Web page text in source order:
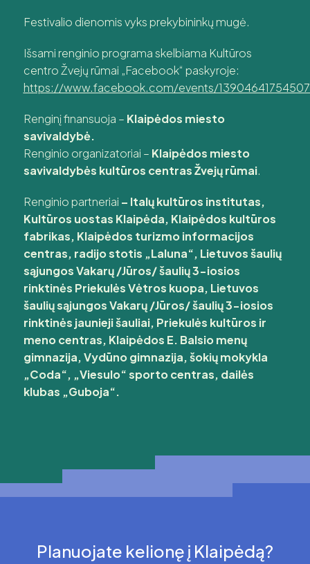
Festivalio dienomis vyks prekybininkų mugė.
Išsami renginio programa skelbiama Kultūros
centro Žvejų rūmai „Facebook“ paskyroje:
https://www.facebook.com/events/
Renginį finansuoja – Klaipėdos miesto
savivaldybė.
Renginio organizatoriai – Klaipėdos miesto
savivaldybės kultūros centras Žvejų rūmai.
Renginio partneriai – Italų kultūros institutas,
Kultūros uostas Klaipėda, Klaipėdos kultūros
fabrikas, Klaipėdos turizmo informacijos
centras, radijo stotis „Laluna“, Lietuvos šaulių
sąjungos Vakarų /Jūros/ šaulių 3-iosios
rinktinės Priekulės Vėtros kuopa, Lietuvos
šaulių sąjungos Vakarų /Jūros/ šaulių 3-iosios
rinktinės jaunieji šauliai, Priekulės kultūros ir
meno centras, Klaipėdos E. Balsio menų
gimnazija, Vydūno gimnazija, šokių mokykla
„Coda“, „Viesulo“ sporto centras, dailės
klubas „Guboja“.
Planuojate kelionę į Klaipėdą?